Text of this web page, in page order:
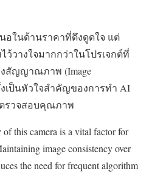
อในด้านราคาที่ดึงดูดใจ แต่
วางใจมากกว่าในโปรเจกต์ที่
สัญญาณภาพ (Image
งเป็นหัวใจสำคัญของการทำ AI
ตรวจสอบคุณภาพ
this camera is a vital factor for
image consistency over
the need for frequent algorithm